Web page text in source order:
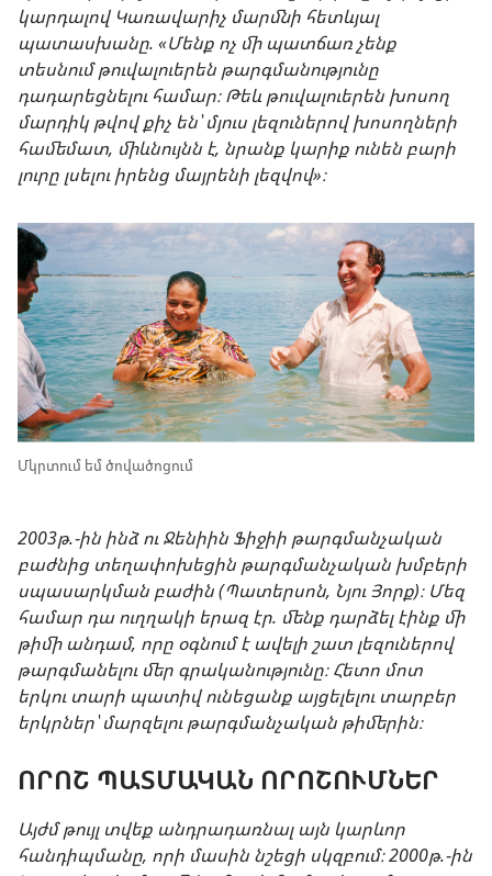
կարդալով Կառավարիչ մարմնի հետևյալ
պատասխանը. «Մենք ոչ մի պատճառ չենք
տեսնում թուվալուերեն թարգմանությունը
դադարեցնելու համար։ Թեև թուվալուերեն խոսող
մարդիկ թվով քիչ են՝ մյուս լեզուներով խոսողների
համեմատ, միևնույնն է, նրանք կարիք ունեն բարի
լուրը լսելու իրենց մայրենի լեզվով»։
Մկրտում եմ ծովածոցում
2003թ.-ին ինձ ու Ջենիին Ֆիջիի թարգմանչական
բաժնից տեղափոխեցին թարգմանչական խմբերի
սպասարկման բաժին (Պատերսոն, Նյու Յորք)։ Մեզ
համար դա ուղղակի երազ էր. մենք դարձել էինք մի
թիմի անդամ, որը օգնում է ավելի շատ լեզուներով
թարգմանելու մեր գրականությունը։ Հետո մոտ
երկու տարի պատիվ ունեցանք այցելելու տարբեր
երկրներ՝ մարզելու թարգմանչական թիմերին։
ՈՐՈՇ ՊԱՏՄԱԿԱՆ ՈՐՈՇՈՒՄՆԵՐ
Այժմ թույլ տվեք անդրադառնալ այն կարևոր
հանդիպմանը, որի մասին նշեցի սկզբում։ 2000թ.-ին